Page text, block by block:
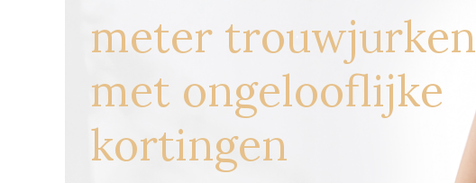
meter trouwjurken
met ongelooflijke
kortingen